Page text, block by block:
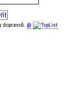
dopravců. @